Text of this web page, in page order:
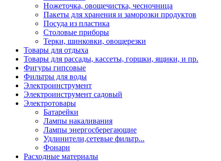
Ножеточка, овощечистка, чесночница
Пакеты для хранения и заморозки продуктов
Посуда из пластика
Столовые приборы
Терки, шинковки, овощерезки
Товары для отдыха
Товары для рассады, кассеты, горшки, ящики, и пр.
Фигуры гипсовые
Фильтры для воды
Электроинструмент
Электроинструмент садовый
Электротовары
Батарейки
Лампы накаливания
Лампы энергосберегающие
Удлинители,сетевые фильтр...
Фонари
Расходные материалы